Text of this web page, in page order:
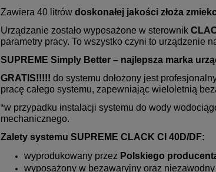
Zawiera 40 litrów doskonałej jakości złoża
Urządzanie zostało wyposażone w sterownik
parametry pracy. To wszystko czyni to urządzenie
SUPREME Simply Better – najlepsza marka
GRATIS!!!!! do systemu dołożony jest
pracę całego systemu, zapewniając wieloletnią
*w przypadku instalacji systemu do wody
mechanicznego.
Zalety systemu SUPREME CLACK CI 40D/DF:
wyprodukowany przez Polskiego
wyposażony w bezawaryjny oraz